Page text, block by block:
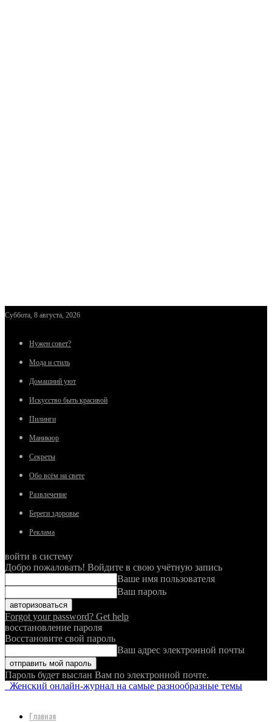
Суббота, 8 августа, 2026
Нужен совет?
Мода и стиль
Домашний уют
Искусство быть красивой
Пилинги
Маникюр
Секреты
Обо всём на свете
Развлечение
Береги здоровье
Реклама
войти в систему
Добро пожаловать! Войдите в свою учётную запись
Ваше имя пользователя
Ваш пароль
Forgot your password? Get help
восстановление пароля
Восстановите свой пароль
Ваш адрес электронной почты
Пароль будет выслан Вам по электронной почте.
Женский онлайн-журнал на самые разнообразные темы
Главная